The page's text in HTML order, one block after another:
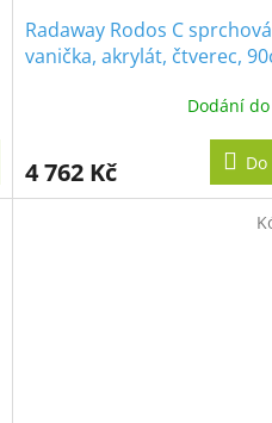
Radaway Rodos C sprchová
vanička, akrylát, čtverec,
Dodání
4 762 Kč